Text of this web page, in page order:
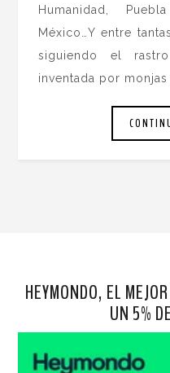
Humanidad,
México…Y entre
siguiendo el
inventada por
HEYMONDO, EL
UN 5%